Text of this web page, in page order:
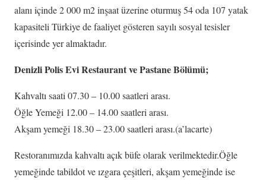
alanı içinde 2 000 m2 inşaat üzerine oturmuş 54 oda 107 yatak
kapasiteli Türkiye de faaliyet gösteren sayılı sosyal tesisler
içerisinde yer almaktadır.
Denizli Polis Evi Restaurant ve Pastane Bölümü;
Kahvaltı saati 07.30 – 10.00 saatleri arası.
Öğle Yemeği 12.00 – 14.00 saatleri arası.
Akşam yemeği 18.30 – 23.00 saatleri arası.(a’lacarte)
Restoranımızda kahvaltı açık büfe olarak verilmektedir.Öğle
yemeğinde tabildot ve ızgara çeşitleri, akşam yemeğinde ise